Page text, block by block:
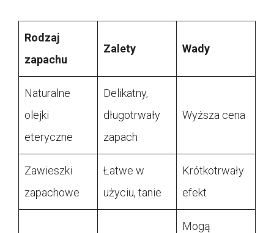
Rodzaj
zapachu
Zalety Wady
Naturalne
olejki
eteryczne
Delikatny,
długotrwały
zapach
Wyższa cena
Zawieszki
zapachowe
Łatwe w
użyciu, tanie
Krótkotrwały
efekt
Mogą